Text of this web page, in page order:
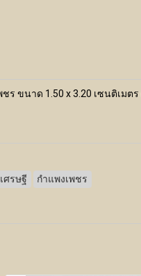
ร ขนาด 1.50 x 3.20 เซนติเมต
ศรษฐี กำแพงเพชร